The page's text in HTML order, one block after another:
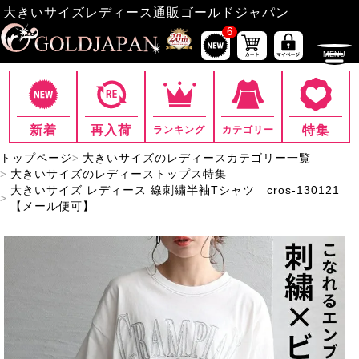
大きいサイズレディース通販ゴールドジャパン
6
新着 再入荷 ランキング カテゴリー 特集
トップページ
大きいサイズのレディースカテゴリー一覧
大きいサイズのレディーストップス特集
大きいサイズ レディース 線刺繍半袖Tシャツ cros-130121
【メール便可】